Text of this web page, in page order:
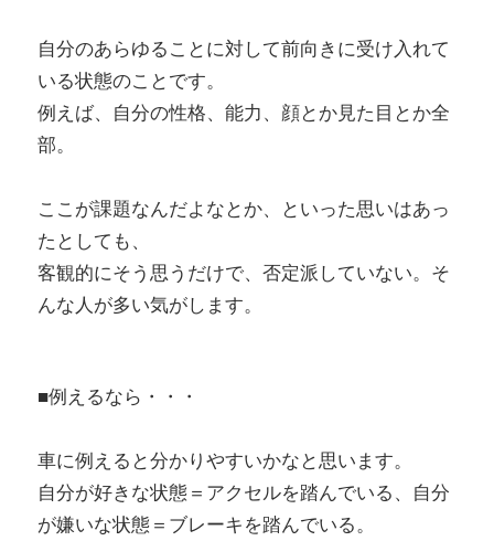
自分のあらゆることに対して前向きに受け入れて
いる状態のことです。
例えば、自分の性格、能力、顔とか見た目とか全
部。
ここが課題なんだよなとか、といった思いはあっ
たとしても、
客観的にそう思うだけで、否定派していない。そ
んな人が多い気がします。
■例えるなら・・・
車に例えると分かりやすいかなと思います。
自分が好きな状態＝アクセルを踏んでいる、自分
が嫌いな状態＝ブレーキを踏んでいる。